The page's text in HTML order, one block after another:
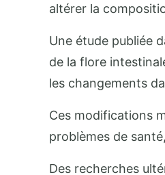
altérer la
Une étude publiée
de la flore
les changements
Ces modifications
problèmes de
Des recherches